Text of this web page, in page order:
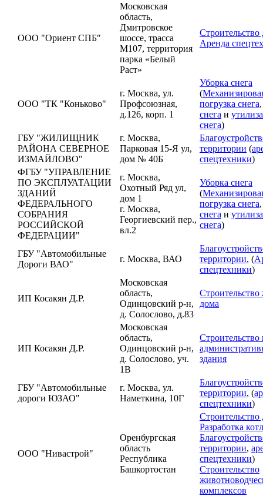
ООО "Ориент СПБ"
Московская
область,
Дмитровское
шоссе, трасса
М107, территория
парка «Белый
Раст»
Строительство
Аренда
ООО "ТК "Коньково"
г. Москва, ул.
Профсоюзная,
д.126, корп. 1
Уборка снега
(
погрузка снега
снега и
снега)
ГБУ "ЖИЛИЩНИК
РАЙОНА СЕВЕРНОЕ
ИЗМАЙЛОВО"
г. Москва,
Парковая 15-Я ул,
дом № 40Б
территории (
спецтехники)
ФГБУ "УПРАВЛЕНИЕ
ПО ЭКСПЛУАТАЦИИ
ЗДАНИЙ
ФЕДЕРАЛЬНОГО
СОБРАНИЯ
РОССИЙСКОЙ
ФЕДЕРАЦИИ"
г. Москва,
Охотный Ряд ул,
дом 1
г. Москва,
Георгиевский пер.,
вл.2
Уборка снега
(
погрузка снега
снега и
снега)
ГБУ "Автомобильные
Дороги ВАО"
г. Москва, ВАО
территории, (
спецтехники)
ИП Косакян Д.Р.
Московская
область,
Одинцовский р-н,
д. Солослово, д.83
дома
ИП Косакян Д.Р.
Московская
область,
Одинцовский р-н,
д. Солослово, уч.
1В
Строительство
здания
ГБУ "Автомобильные
дороги ЮЗАО"
г. Москва, ул.
Наметкина, 10Г
территории, (
спецтехники)
ООО "Нивастрой"
Оренбургская
область
Республика
Башкортостан
Строительство
Разработка
территории,
спецтехники)
Строительство
комплексов